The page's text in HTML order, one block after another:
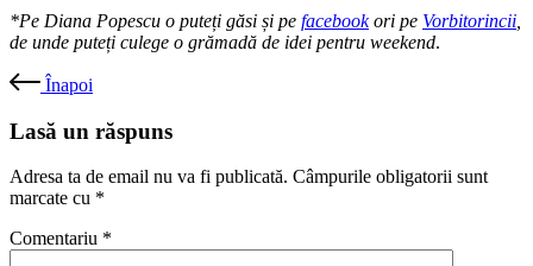
*Pe Diana Popescu o puteți găsi și pe facebookori pe Vorbitorincii
de unde puteți culege o grămadă de idei pentru weekend.
Înapoi
Lasă un răspuns
Adresa ta de email nu va fi publicată. Câmpurile obligatorii sunt
marcate cu *
Comentariu *